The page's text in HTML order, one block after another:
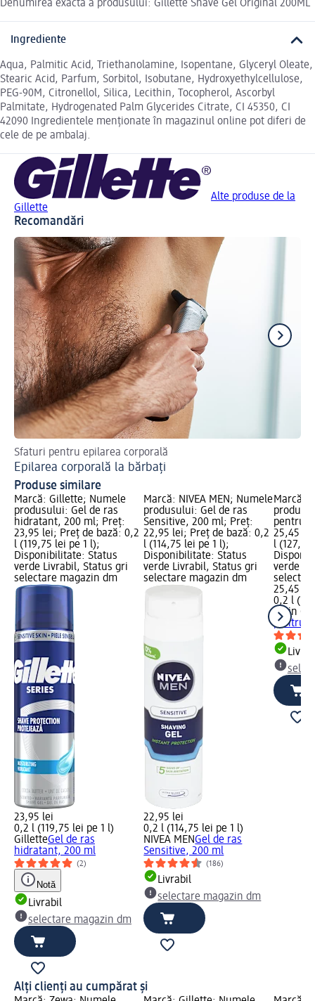
Denumirea exactă a produsului: Gillette Shave Gel Original 200ML
Ingrediente
Aqua, Palmitic Acid, Triethanolamine, Isopentane, Glyceryl Oleate,
Stearic Acid, Parfum, Sorbitol, Isobutane, Hydroxyethylcellulose,
PEG-90M, Citronellol, Silica, Lecithin, Tocopherol, Ascorbyl
Palmitate, Hydrogenated Palm Glycerides Citrate, CI 45350, CI
42090 Ingredientele menționate în magazinul online pot diferi de
cele de pe ambalaj.
Alte produse de la
Gillette
Recomandări
Sfaturi pentru epilarea corporală
Epilarea corporală la bărbați
Produse similare
Marcă: Gillette; Numele
produsului: Gel de ras
hidratant, 200 ml; Preț:
23,95 lei; Preț de bază: 0,2
l (119,75 lei pe 1 l);
Disponibilitate: Status
verde Livrabil, Status gri
selectare magazin dm
23,95 lei
0,2 l (119,75 lei pe 1 l)
GilletteGel de ras
hidratant, 200 ml
(2)
Notă
Livrabil
selectare magazin dm
Marcă: NIVEA MEN; Numele
produsului: Gel de ras
Sensitive, 200 ml; Preț:
22,95 lei; Preț de bază: 0,2
l (114,75 lei pe 1 l);
Disponibilitate: Status
verde Livrabil, Status gri
selectare magazin dm
22,95 lei
0,2 l (114,75 lei pe 1 l)
NIVEA MENGel de ras
Sensitive, 200 ml
(186)
Livrabil
selectare magazin dm
Marcă:
pentru
25,45
l
verde
25,45 lei
0,2 l
Satin
pentru
Alți clienți au cumpărat și